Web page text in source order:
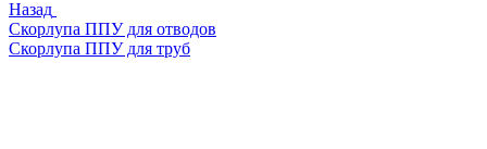
Назад
Скорлупа ППУ для отводов
Скорлупа ППУ для труб